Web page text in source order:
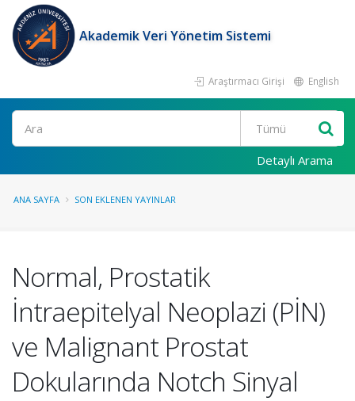
Akademik Veri Yönetim Sistemi
Araştırmacı Girişi English
Ara
Detaylı Arama
ANA SAYFA SON EKLENEN YAYINLAR
Normal, Prostatik
İntraepitelyal Neoplazi (PİN)
ve Malignant Prostat
Dokularında Notch Sinyal